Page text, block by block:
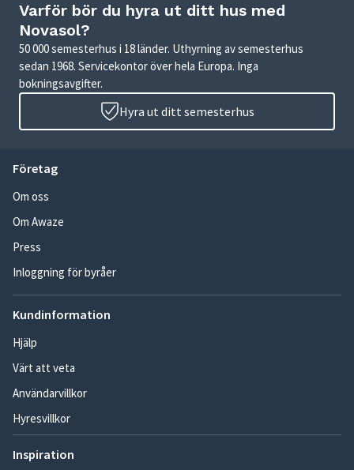
Varför bör du hyra ut ditt hus med
Novasol?
50 000 semesterhus i 18 länder. Uthyrning av semesterhus
sedan 1968. Servicekontor över hela Europa. Inga
bokningsavgifter.
Hyra ut ditt semesterhus
Företag
Om oss
Om Awaze
Press
Inloggning för byråer
Kundinformation
Hjälp
Värt att veta
Användarvillkor
Hyresvillkor
Inspiration